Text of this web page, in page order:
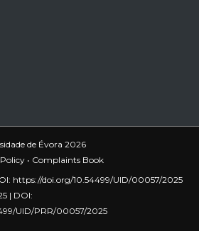
de Évora 2026
• Complaints Book
https://doi.org/10.54499/UID/00057/2025
| DOI:
UID/PRR/00057/2025